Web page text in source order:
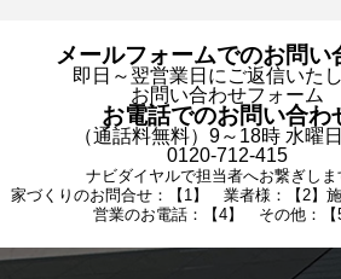
メールフォームでのお問い
即日～翌営業日にご返信いた
お問い合わせフォーム
お電話でのお問い合わ
（通話料無料）9～18時 水曜
0120-712-415
ナビダイヤルで担当者へお繋ぎしま
家づくりのお問合せ：【1】 業者様：【2】
営業のお電話：【4】 その他：【5